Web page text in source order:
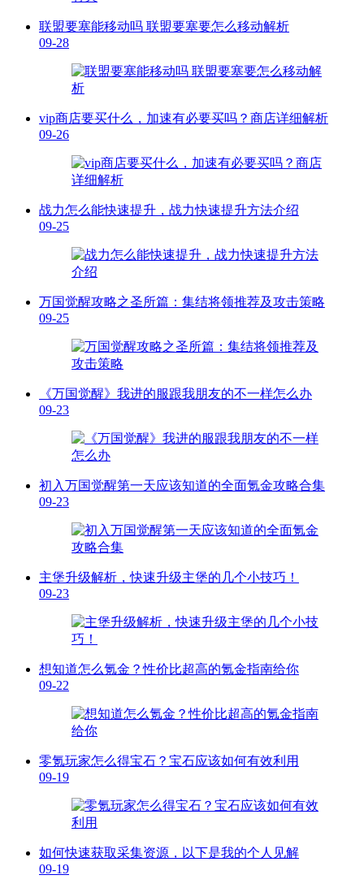
联盟要塞能移动吗 联盟要塞要怎么移动解析
09-28
vip商店要买什么，加速有必要买吗？商店详细解析
09-26
战力怎么能快速提升，战力快速提升方法介绍
09-25
万国觉醒攻略之圣所篇：集结将领推荐及攻击策略
09-25
《万国觉醒》我进的服跟我朋友的不一样怎么办
09-23
初入万国觉醒第一天应该知道的全面氪金攻略合集
09-23
主堡升级解析，快速升级主堡的几个小技巧！
09-23
想知道怎么氪金？性价比超高的氪金指南给你
09-22
零氪玩家怎么得宝石？宝石应该如何有效利用
09-19
如何快速获取采集资源，以下是我的个人见解
09-19